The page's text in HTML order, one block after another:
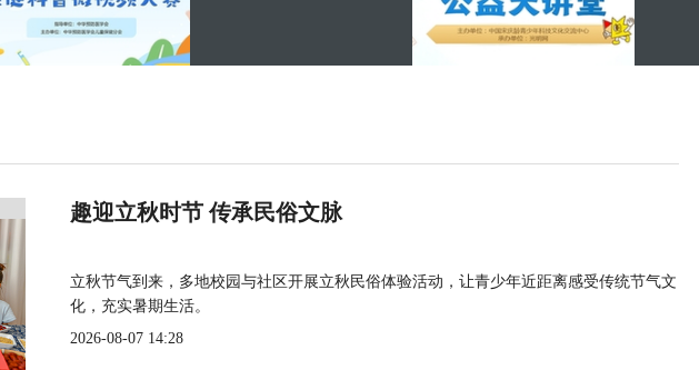
趣迎立秋时节 传承民俗文脉
立秋节气到来，多地校园与社区开展立秋民俗体验活动，让青少年近距离感受传统节气文
化，充实暑期生活。
2026-08-07 14:28